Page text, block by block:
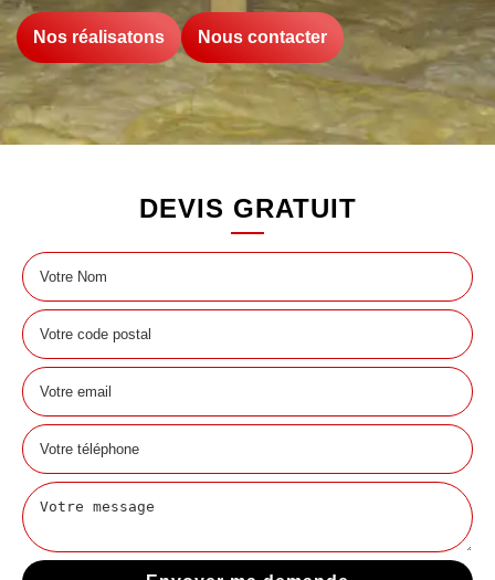
Nos réalisatons Nous contacter
DEVIS GRATUIT